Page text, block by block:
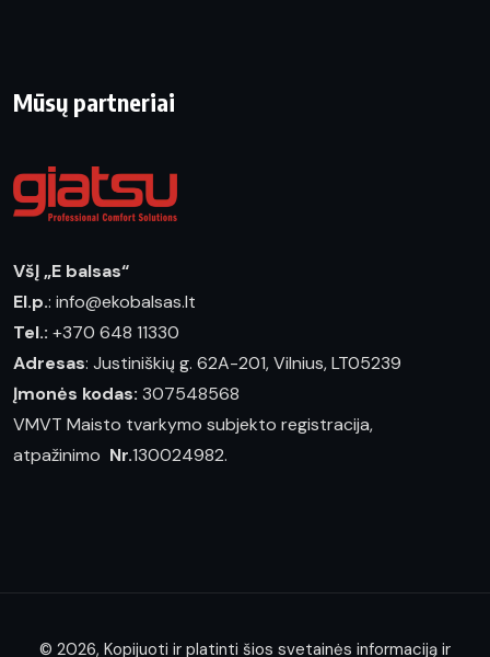
Mūsų partneriai
VšĮ „E balsas“
El.p.: info@ekobalsas.lt
Tel.: +370 648 11330
Adresas: Justiniškių g. 62A-201, Vilnius, LT05239
Įmonės kodas: 307548568
VMVT Maisto tvarkymo subjekto registracija,
atpažinimo Nr.130024982.
© 2026, Kopijuoti ir platinti šios svetainės informaciją ir